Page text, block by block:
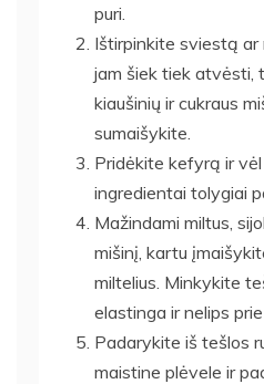
puri.
Ištirpinkite sviestą ar
jam šiek tiek atvėsti,
kiaušinių ir cukraus
sumaišykite.
Pridėkite kefyrą ir
ingredientai tolygiai
Mažindami miltus,
mišinį, kartu
miltelius. Minkykite
elastinga ir nelips prie
Padarykite iš tešlos
maistine plėvele ir